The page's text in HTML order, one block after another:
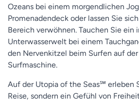
Ozeans bei einem morgendlichen
Promenadendeck oder lassen Sie
Bereich verwöhnen. Tauchen Sie ein
Unterwasserwelt bei einem
den Nervenkitzel beim Surfen auf
Surfmaschine.
Auf der Utopia of the Seas℠ erleben
Reise, sondern ein Gefühl von